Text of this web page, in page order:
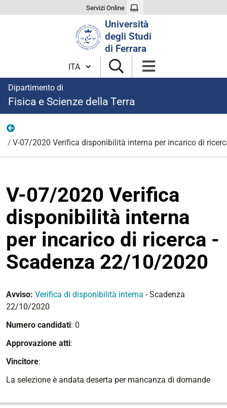
Servizi Online
Università
degli Studi
di Ferrara
Cambia lingua
Dipartimento di
Fisica e Scienze della Terra
V-07/2020 Verifica disponibilità interna per incarico di
V-07/2020 Verifica
disponibilità interna
per incarico di ricerca -
Scadenza 22/10/2020
Avviso: Verifica di disponibilità interna - Scadenza
22/10/2020
Numero candidati: 0
Approvazione atti:
Vincitore:
La selezione è andata deserta per mancanza di domande